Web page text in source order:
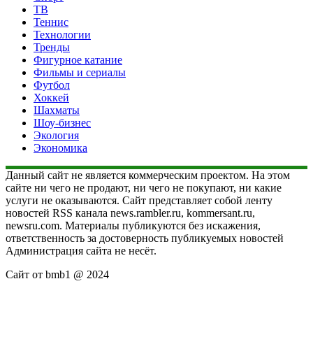
ТВ
Теннис
Технологии
Тренды
Фигурное катание
Фильмы и сериалы
Футбол
Хоккей
Шахматы
Шоу-бизнес
Экология
Экономика
Данный сайт не является коммерческим проектом. На этом
сайте ни чего не продают, ни чего не покупают, ни какие
услуги не оказываются. Сайт представляет собой ленту
новостей RSS канала news.rambler.ru, kommersant.ru,
newsru.com. Материалы публикуются без искажения,
ответственность за достоверность публикуемых новостей
Администрация сайта не несёт.
Сайт от bmb1 @ 2024